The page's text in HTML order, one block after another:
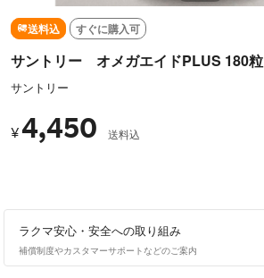
送料込 すぐに購入可
サントリー オメガエイドPLUS 180粒
サントリー
¥4,450 送料込
ラクマ安心・安全への取り組み
補償制度やカスタマーサポートなどのご案内